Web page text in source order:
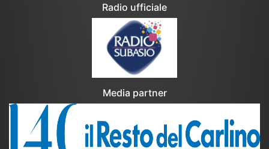
Radio ufficiale
Media partner